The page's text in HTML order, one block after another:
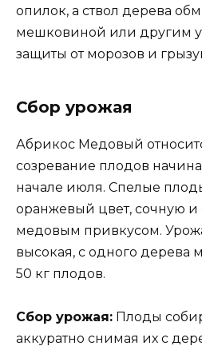
опилок, а ствол дерева
мешковиной или другим
защиты от морозов и
Сбор урожая
Абрикос Медовый
созревание плодов
начале июля. Спелые
оранжевый цвет, сочную и
медовым привкусом.
высокая, с одного дерева
50 кг плодов.
Сбор урожая: Плоды
аккуратно снимая их с